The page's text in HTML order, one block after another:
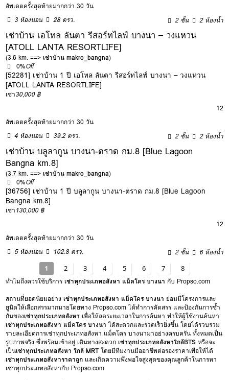
อัพเดตครั้งสุดท้ายมากกว่า 30 วัน
3 ห้องนอน
28 ตรว. 2 ชั้น 2 ห้องน้ำ
เช่าบ้าน เอโทล ลันตา รีสอร์ทไลฟ์ บางนา – วงแหวน
[ATOLL LANTA RESORTLIFE]
(3.6 km. ==>เช่าบ้าน makro_bangna)
0%Off
[52281] เช่าบ้าน 1 ปี เอโทล ลันตา รีสอร์ทไลฟ์ บางนา – วงแหวน
[ATOLL LANTA RESORTLIFE]
เช่า30,000 ฿
12
อัพเดตครั้งสุดท้ายมากกว่า 30 วัน
4 ห้องนอน
39.2 ตรว. 2 ชั้น 2 ห้องน้ำ
เช่าบ้าน บลูลากูน บางนา-ตราด กม.8 [Blue Lagoon
Bangna km.8]
(3.7 km. ==>เช่าบ้าน makro_bangna)
0%Off
[36756] เช่าบ้าน 1 ปี บลูลากูน บางนา-ตราด กม.8 [Blue Lagoon
Bangna km.8]
เช่า130,000 ฿
12
อัพเดตครั้งสุดท้ายมากกว่า 30 วัน
5 ห้องนอน
102.8 ตรว. 2 ชั้น 6 ห้องน้ำ
1 2 3 4 5 6 7 8
ทำไมถึงควรใช้บริการเช่าทุกประเภทอสังหา แม็คโคร บางนา กับ Propso.com
สถานที่ยอดนิยมอย่างเช่าทุกประเภทอสังหา แม็คโคร บางนา ย่อมมีโครงการและ
ยูนิตให้เลือกสรรมากมายโดยทาง Propso.com ได้ทำการคัดสรร และป้องกันการซ้ำ
กันของเช่าทุกประเภทอสังหา เพื่อให้ลดระยะเวลาในการค้นหา ทำให้ผู้ใช้งานค้นหา
เช่าทุกประเภทอสังหา แม็คโคร บางนา ได้สะดวกและรวดเร็วยิ่งขึ้น โดยได้รวบรวม
รายละเอียดการเช่าทุกประเภทอสังหา แม็คโคร บางนามาอย่างครบครัน ทั้งหมดเป็น
รูปภาพจริง ซึ่งพร้อมเข้าอยู่ เดินทางสะดวกเช่าทุกประเภทอสังหาใกล้BTS หรือจะ
เป็นเช่าทุกประเภทอสังหา ใกล้ MRT โดยมีทีมงานมืออาชีพต่อรองราคาเพื่อให้ได้
เช่าทุกประเภทอสังหาราคาถูก และเกิดความพึงพอใจสูงสุดของคุณลูกค้าในการหา
เช่าทุกประเภทอสังหากับ Propso.com